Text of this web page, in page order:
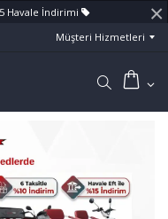
Havale İndirimi ×
Müşteri Hizmetleri